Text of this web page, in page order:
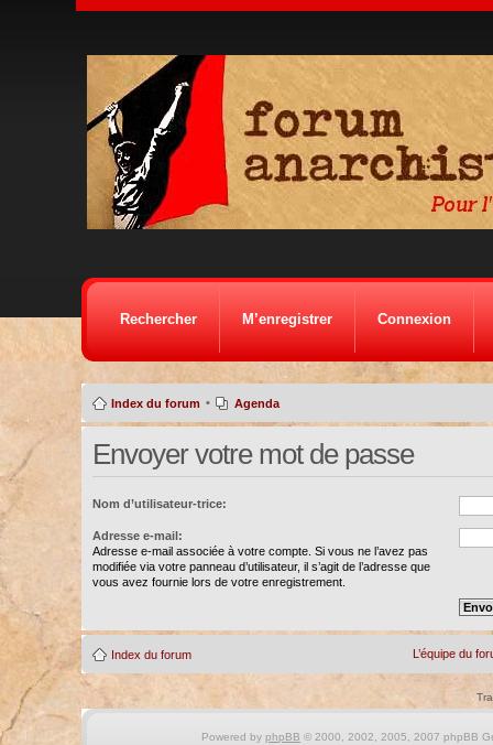
Rechercher M’enregistrer Connexion
Index du forum • Agenda
Envoyer votre mot de passe
Nom d’utilisateur-trice:
Adresse e-mail:
Adresse e-mail associée à votre compte. Si vous ne l’avez pas
modifiée via votre panneau d’utilisateur, il s’agit de l’adresse que
vous avez fournie lors de votre enregistrement.
Index du forum L’équipe du
Powered by phpBB © 2000, 2002, 2005, 2007 phpBB